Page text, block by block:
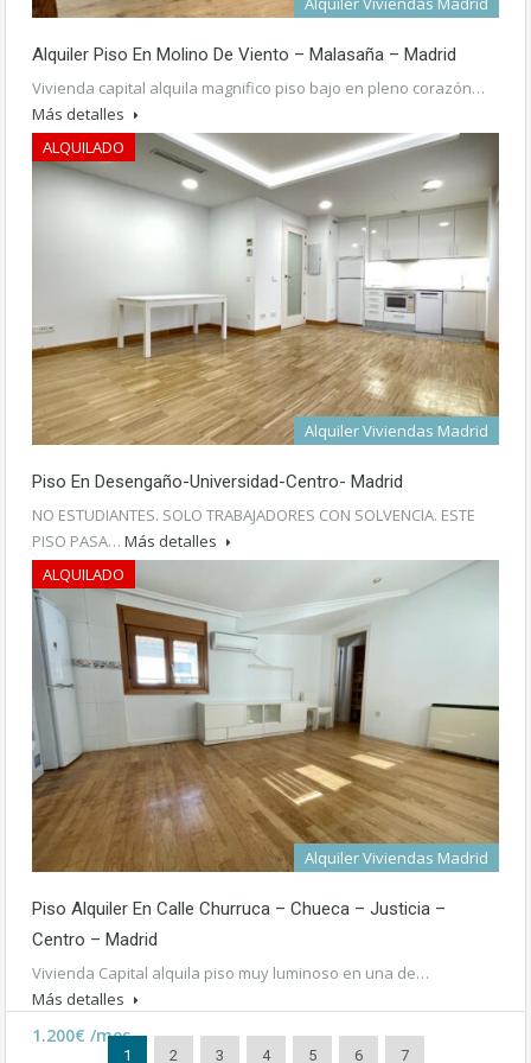
Alquiler Piso En Molino De Viento – Malasaña – Madrid
Vivienda capital alquila magnifico piso bajo en pleno corazón…
Más detalles
1.200€ /mes
ALQUILADO
Alquiler Viviendas Madrid
Piso En Desengaño-Universidad-Centro- Madrid
NO ESTUDIANTES. SOLO TRABAJADORES CON SOLVENCIA. ESTE
PISO PASA… Más detalles
1.250€
ALQUILADO
Alquiler Viviendas Madrid
Piso Alquiler En Calle Churruca – Chueca – Justicia –
Centro – Madrid
Vivienda Capital alquila piso muy luminoso en una de…
Más detalles
1.200€ /mes
1 2 3 4 5 6 7